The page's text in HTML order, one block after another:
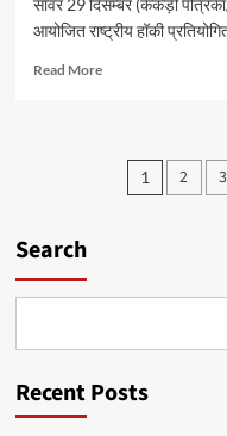
सावर 29 दिसम्बर (केकड़ी
आयोजित राष्ट्रीय हॉकी
Read More
1 2 3
Search
Recent Posts